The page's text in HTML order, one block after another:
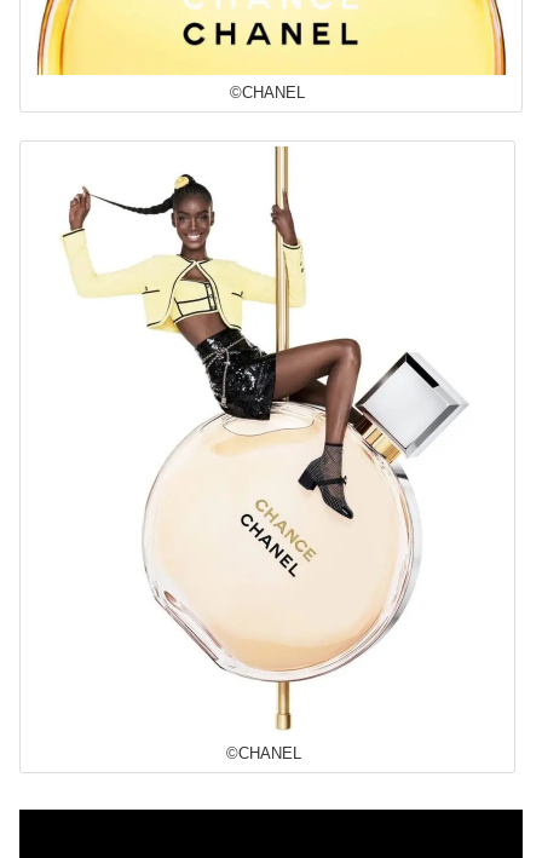
©CHANEL
©CHANEL